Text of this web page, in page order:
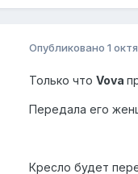
Опубликовано 1
Только что Vova
Передала его
Кресло будет